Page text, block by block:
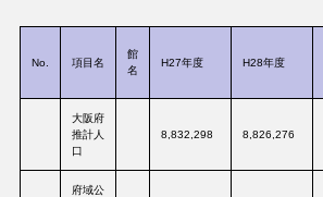
No. 項目名
館
名
H27年度 H28年度
大阪府
推計人
口
8,832,298 8,826,276
府域公